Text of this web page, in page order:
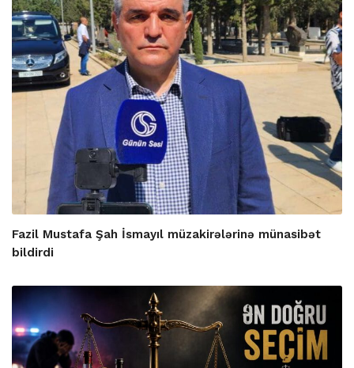
Fazil Mustafa Şah İsmayıl müzakirələrinə münasibət
bildirdi